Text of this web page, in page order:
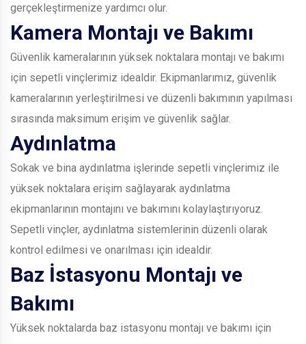
gerçekleştirmenize yardımcı olur.
Kamera Montajı ve Bakımı
Güvenlik kameralarının yüksek noktalara montajı ve bakımı
için sepetli vinçlerimiz idealdir. Ekipmanlarımız, güvenlik
kameralarının yerleştirilmesi ve düzenli bakımının yapılması
sırasında maksimum erişim ve güvenlik sağlar.
Aydınlatma
Sokak ve bina aydınlatma işlerinde sepetli vinçlerimiz ile
yüksek noktalara erişim sağlayarak aydınlatma
ekipmanlarının montajını ve bakımını kolaylaştırıyoruz.
Sepetli vinçler, aydınlatma sistemlerinin düzenli olarak
kontrol edilmesi ve onarılması için idealdir.
Baz İstasyonu Montajı ve
Bakımı
Yüksek noktalarda baz istasyonu montajı ve bakımı için